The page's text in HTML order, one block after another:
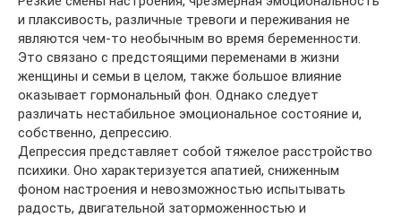
и плаксивость, различные тревоги и переживания не
являются чем-то необычным во время беременности.
Это связано с предстоящими переменами в жизни
женщины и семьи в целом, также большое влияние
оказывает гормональный фон. Однако следует
различать нестабильное эмоциональное состояние и,
собственно, депрессию.
Депрессия представляет собой тяжелое расстройство
психики. Оно характеризуется апатией, сниженным
фоном настроения и невозможностью испытывать
радость, двигательной заторможенностью и